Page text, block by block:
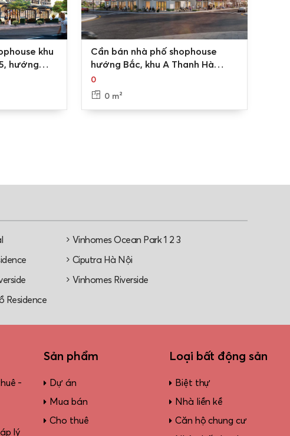
khu
hướng
Cần bán nhà phố shophouse
hướng Bắc, khu A Thanh Hà
Cienco 5 mặt tiền rộng, kinh
doanh tốt
0
0 m²
Vinhomes Ocean Park 1 2 3
Ciputra Hà Nội
Vinhomes Riverside
Residence
-
lý
Sản phẩm
Dự án
Mua bán
Cho thuê
Loại bất động sản
Biệt thự
Nhà liền kề
Căn hộ chung cư